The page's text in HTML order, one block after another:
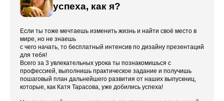
успеха, как я?
Если ты тоже мечтаешь изменить жизнь и найти своё место в
мире, но не знаешь
с чего начать, то бесплатный интенсив по дизайну презентаций
для тебя!
Всего за 3 увлекательных урока ты познакомишься с
профессией, выполнишь практическое задание и получишь
пошаговый план дальнейшего развития от наших выпускниц,
которые, как Катя Тарасова, уже добились успеха!